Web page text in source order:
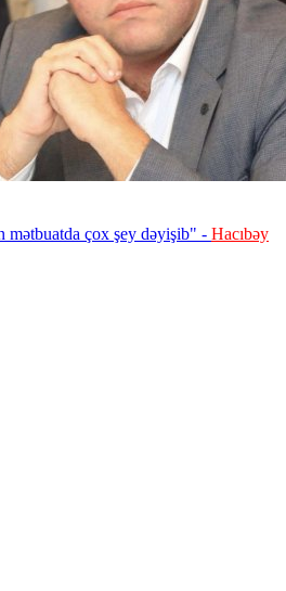
mətbuatda çox şey dəyişib" - Hacıbəy